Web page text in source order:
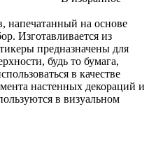
напечатанный на основе
Изготавливается из
предназначены для
будь то бумага,
в качестве
настенных декораций и
в визуальном